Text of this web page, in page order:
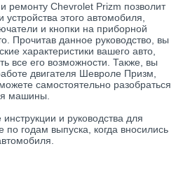
ремонту Chevrolet Prizm позволит
этого автомобиля,
и кнопки на приборной
Прочитав данное руководство, вы
характеристики вашего авто,
все его возможности. Также, вы
двигателя Шевроле Призм,
самостоятельно разобраться
машины.
и руководства для
годам выпуска, когда вносились